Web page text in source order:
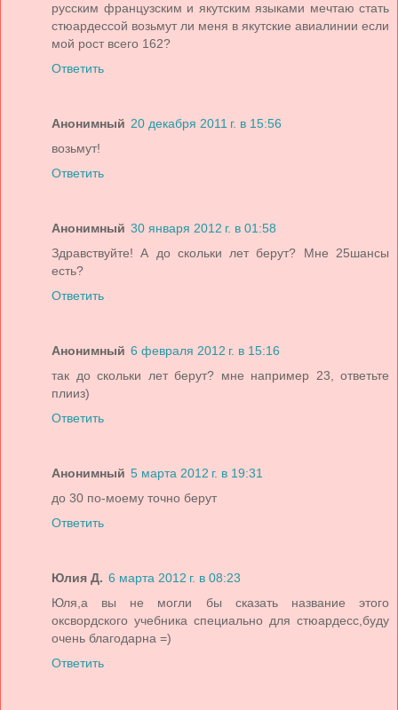
русским французским и якутским языками мечтаю стать
стюардессой возьмут ли меня в якутские авиалинии если
мой рост всего 162?
Ответить
Анонимный 20 декабря 2011 г. в 15:56
возьмут!
Ответить
Анонимный 30 января 2012 г. в 01:58
Здравствуйте! А до скольки лет берут? Мне 25шансы
есть?
Ответить
Анонимный 6 февраля 2012 г. в 15:16
так до скольки лет берут? мне например 23, ответьте
плииз)
Ответить
Анонимный 5 марта 2012 г. в 19:31
до 30 по-моему точно берут
Ответить
Юлия Д. 6 марта 2012 г. в 08:23
Юля,а вы не могли бы сказать название этого
оксвордского учебника специально для стюардесс,буду
очень благодарна =)
Ответить